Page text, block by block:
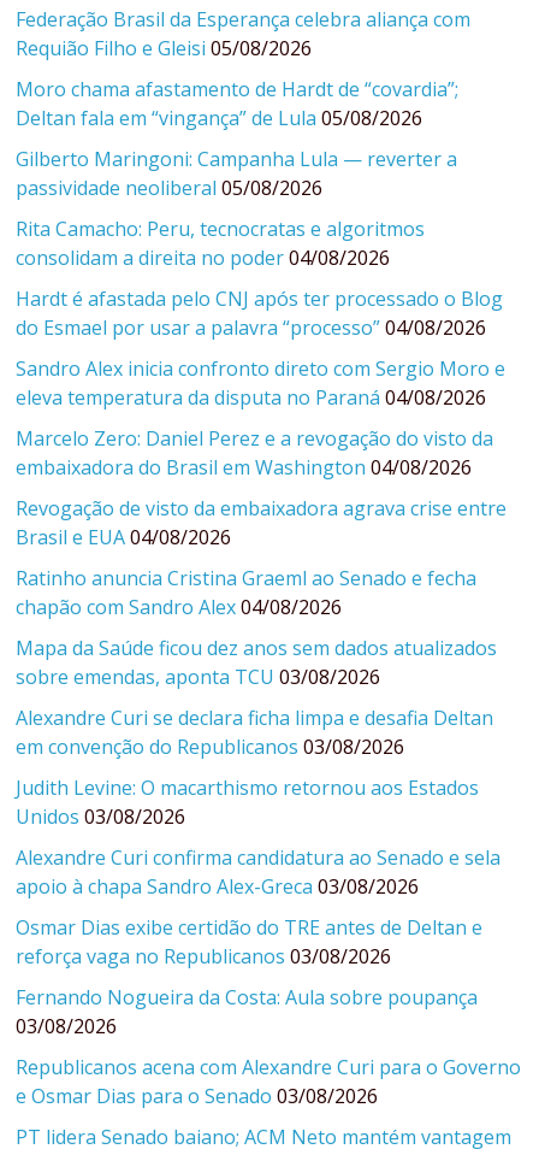
Federação Brasil da Esperança celebra aliança com
Requião Filho e Gleisi 05/08/2026
Moro chama afastamento de Hardt de “covardia”;
Deltan fala em “vingança” de Lula 05/08/2026
Gilberto Maringoni: Campanha Lula — reverter a
passividade neoliberal 05/08/2026
Rita Camacho: Peru, tecnocratas e algoritmos
consolidam a direita no poder 04/08/2026
Hardt é afastada pelo CNJ após ter processado o Blog
do Esmael por usar a palavra “processo” 04/08/2026
Sandro Alex inicia confronto direto com Sergio Moro e
eleva temperatura da disputa no Paraná 04/08/2026
Marcelo Zero: Daniel Perez e a revogação do visto da
embaixadora do Brasil em Washington 04/08/2026
Revogação de visto da embaixadora agrava crise entre
Brasil e EUA 04/08/2026
Ratinho anuncia Cristina Graeml ao Senado e fecha
chapão com Sandro Alex 04/08/2026
Mapa da Saúde ficou dez anos sem dados atualizados
sobre emendas, aponta TCU 03/08/2026
Alexandre Curi se declara ficha limpa e desafia Deltan
em convenção do Republicanos 03/08/2026
Judith Levine: O macarthismo retornou aos Estados
Unidos 03/08/2026
Alexandre Curi confirma candidatura ao Senado e sela
apoio à chapa Sandro Alex-Greca 03/08/2026
Osmar Dias exibe certidão do TRE antes de Deltan e
reforça vaga no Republicanos 03/08/2026
Fernando Nogueira da Costa: Aula sobre poupança
03/08/2026
Republicanos acena com Alexandre Curi para o Governo
e Osmar Dias para o Senado 03/08/2026
PT lidera Senado baiano; ACM Neto mantém vantagem